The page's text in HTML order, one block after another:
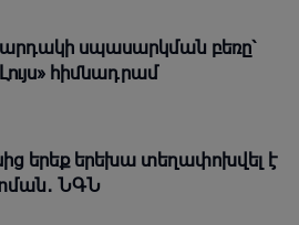
սպասարկման բեռը`
հիմնադրամ
երեք երեխա տեղափոխվել է
ՆԳՆ